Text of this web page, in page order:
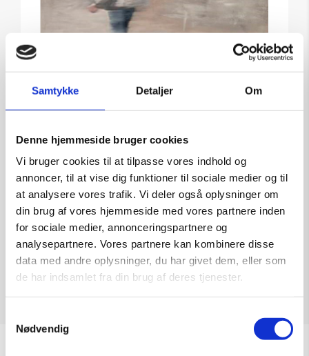
Samtykke Detaljer Om
Denne hjemmeside bruger cookies
Vi bruger cookies til at tilpasse vores indhold og
annoncer, til at vise dig funktioner til sociale medier og til
at analysere vores trafik. Vi deler også oplysninger om
din brug af vores hjemmeside med vores partnere inden
for sociale medier, annonceringspartnere og
analysepartnere. Vores partnere kan kombinere disse
data med andre oplysninger, du har givet dem, eller som
de har indsamlet fra din brug af deres tjenester.
Nødvendig
Maleri af Anke Wohlfart: So What
Kunstner: Anke Wohlfart
Størrelse: 140×120
Tilføj til kurv